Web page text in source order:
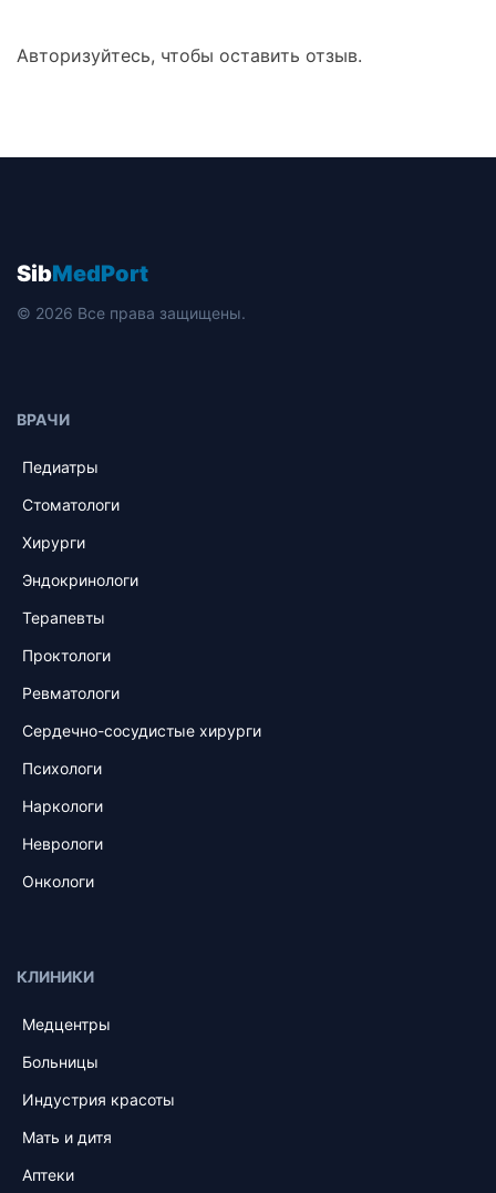
Авторизуйтесь, чтобы оставить отзыв.
SibMedPort
© 2026 Все права защищены.
ВРАЧИ
Педиатры
Стоматологи
Хирурги
Эндокринологи
Терапевты
Проктологи
Ревматологи
Сердечно-сосудистые хирурги
Психологи
Наркологи
Неврологи
Онкологи
КЛИНИКИ
Медцентры
Больницы
Индустрия красоты
Мать и дитя
Аптеки